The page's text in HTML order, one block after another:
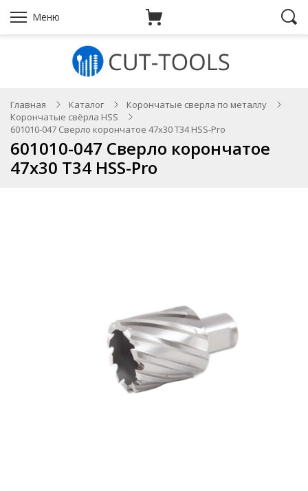
Меню
Главная Каталог
Корончатые сверла по металлу
Корончатые свёрла HSS
601010-047 Сверло корончатое 47х30 T34 HSS-Pro
601010-047 Сверло корончатое
47х30 T34 HSS-Pro